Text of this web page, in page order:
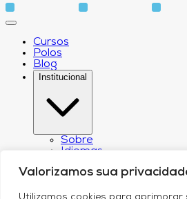
Valorizamos sua
Cursos
Polos
Blog
Institucional
Sobre
Idiomas
CPA – Comissão
Núcleo de Arte e